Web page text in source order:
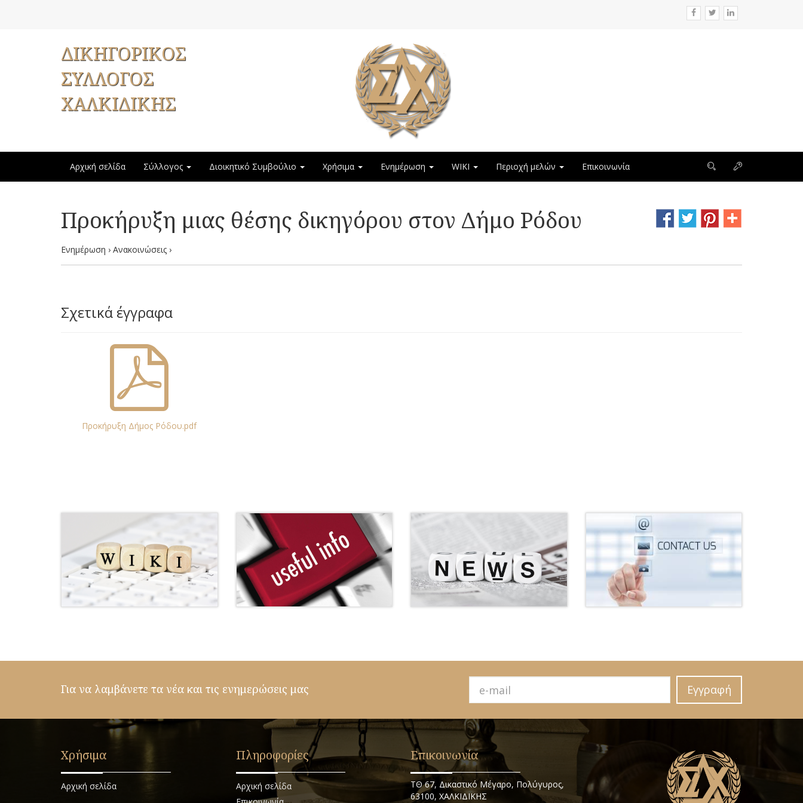
ΔΙΚΗΓΟΡΙΚΟΣ
ΣΥΛΛΟΓΟΣ
ΧΑΛΚΙΔΙΚΗΣ
Αρχική σελίδα Σύλλογος Διοικητικό Συμβούλιο Χρήσιμα Ενημέρωση WIKI Περιοχή μελών Επικοινωνία
Προκήρυξη μιας θέσης δικηγόρου στον Δήμο Ρόδου
Ενημέρωση › Ανακοινώσεις ›
Σχετικά έγγραφα
Προκήρυξη Δήμος Ρόδου.pdf
Για να λαμβάνετε τα νέα και τις ενημερώσεις μας Εγγραφή
Χρήσιμα
Αρχική σελίδα
Πληροφορίες
Αρχική σελίδα
Επικοινωνία
ΤΘ 67, Δικαστικό Μέγαρο, Πολύγυρος,
63100, ΧΑΛΚΙΔΙΚΗΣ